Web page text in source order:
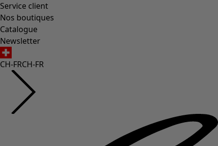
Service client
Nos boutiques
Catalogue
Newsletter
CH-FRCH-FR